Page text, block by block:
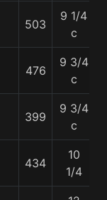
503
9 1/4
c
476
9 3/4
c
399
9 3/4
c
434
10
1/4